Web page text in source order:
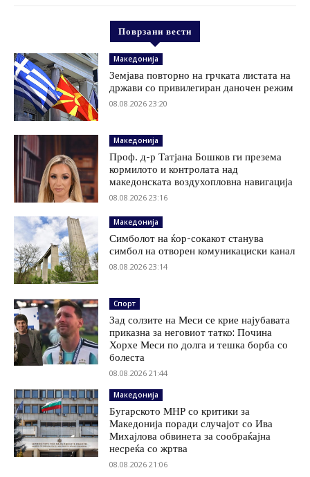
Поврзани вести
Македонија
Земјава повторно на грчката листата на
држави со привилегиран даночен режим
08.08.2026 23:20
Македонија
Проф. д-р Татјана Бошков ги презема
кормилото и контролата над
македонската воздухопловна навигација
08.08.2026 23:16
Македонија
Симболот на ќор-сокакот станува
симбол на отворен комуникациски канал
08.08.2026 23:14
Спорт
Зад солзите на Меси се крие најубавата
приказна за неговиот татко: Почина
Хорхе Меси по долга и тешка борба со
болеста
08.08.2026 21:44
Македонија
Бугарското МНР со критики за
Македонија поради случајот со Ива
Михајлова обвинета за сообраќајна
несреќа со жртва
08.08.2026 21:06